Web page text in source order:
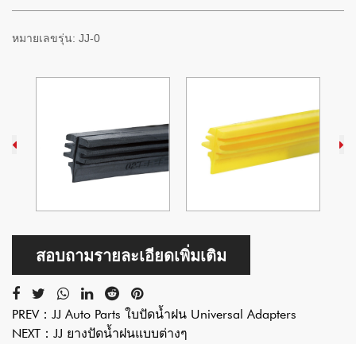
หมายเลขรุ่น: JJ-0
สอบถามรายละเอียดเพิ่มเติม
PREV： JJ Auto Parts ใบปัดน้ำฝน Universal Adapters
NEXT： JJ ยางปัดน้ำฝนแบบต่างๆ